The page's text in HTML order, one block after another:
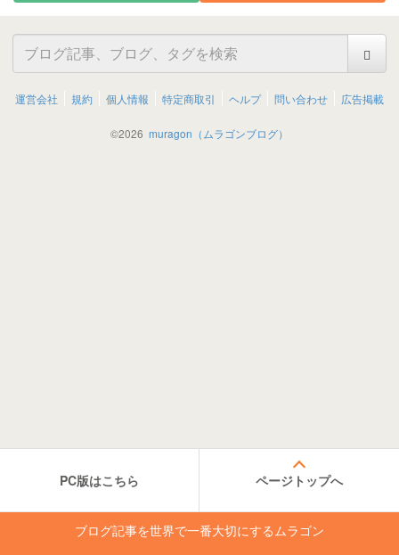
運営会社 規約 個人情報 特定商取引 ヘルプ 問い合わせ 広告掲載
©2026 muragon（ムラゴンブログ）
PC版はこちら ページトップへ
ブログ記事を世界で一番大切にするムラゴン